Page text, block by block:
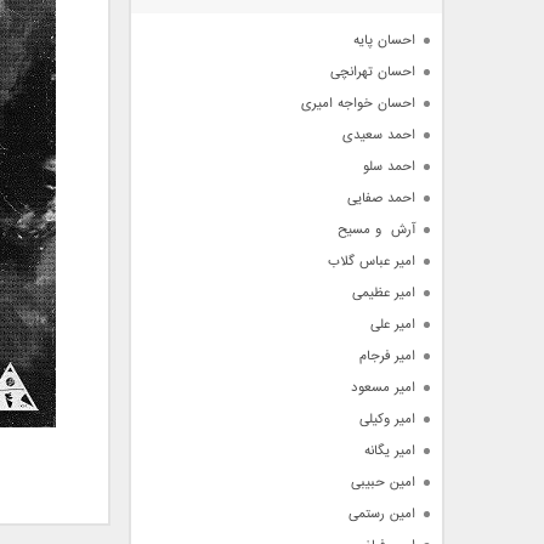
احسان پایه
احسان تهرانچی
احسان خواجه امیری
احمد سعیدی
احمد سلو
احمد صفایی
آرش  و مسیح
امیر عباس گلاب
امیر عظیمی
امیر علی
امیر فرجام
امیر مسعود
امیر وکیلی
امیر یگانه
امین حبیبی
امین رستمی